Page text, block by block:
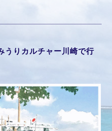
うりカルチャー川崎で行